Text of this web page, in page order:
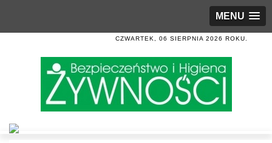
MENU
CZWARTEK, 06 SIERPNIA 2026 ROKU.